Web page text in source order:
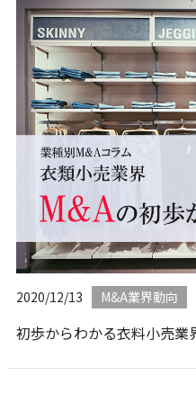
2020/12/13 M&A業界動向
初歩からわかる衣料小売業